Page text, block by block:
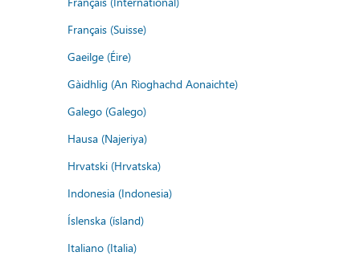
Français (Suisse)
Gaeilge (Éire)
Gàidhlig (An Rìoghachd Aonaichte)
Galego (Galego)
Hausa (Najeriya)
Hrvatski (Hrvatska)
Indonesia (Indonesia)
Íslenska (ísland)
Italiano (Italia)